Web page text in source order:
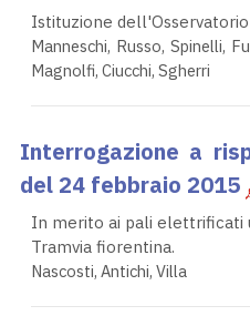
Istituzione
Manneschi, Russo, Spinelli,
Magnolfi, Ciucchi, Sgherri
Interrogazione a
del 24 febbraio 2015
In merito ai pali elettrificati
Tramvia fiorentina.
Nascosti, Antichi, Villa